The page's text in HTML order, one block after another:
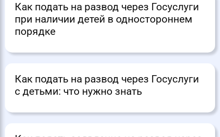
Как подать на развод через Госуслуги
при наличии детей в одностороннем
порядке
Как подать на развод через Госуслуги
с детьми: что нужно знать